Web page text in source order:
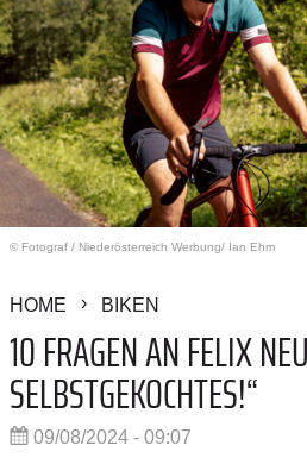
© Fotograf / Niederösterreich Werbung/ Ian Ehm
HOME BIKEN
10 FRAGEN AN FELIX
SELBSTGEKOCHTES!“
09/08/2024 - 09:07